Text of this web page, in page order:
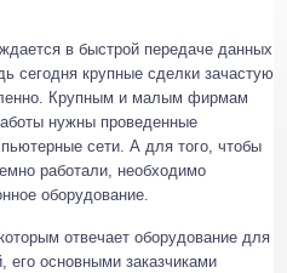
в быстрой передаче данных
сегодня крупные сделки зачастую
Крупным и малым фирмам
нужны проведенные
сети. А для того, чтобы
работали, необходимо
оборудование.
отвечает оборудование для
его основными заказчиками